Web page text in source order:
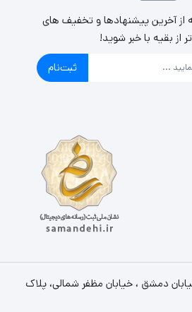
از آخرین پیشنهادها و تخفیف های
از بقیه با خبر شوید!
ثبت‌نام
دمشق ، خیابان مظفر شمالی، پلاک